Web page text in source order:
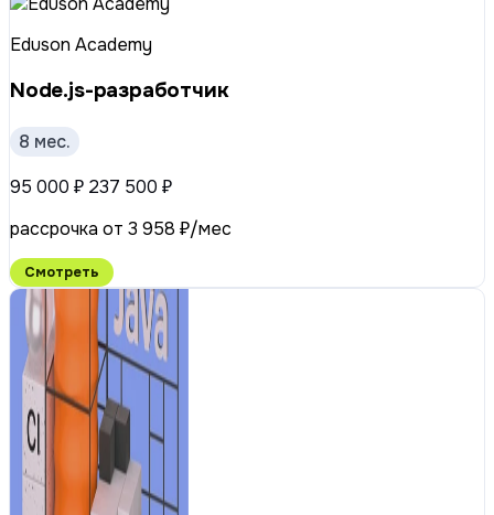
Eduson Academy
Node.js-разработчик
8 мес.
95 000 ₽ 237 500 ₽
рассрочка от 3 958 ₽/мес
Смотреть